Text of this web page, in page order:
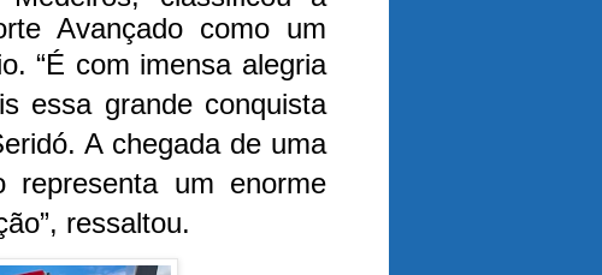
Avançado como um
“É com imensa alegria
essa grande conquista
A chegada de uma
representa um enorme
ressaltou.